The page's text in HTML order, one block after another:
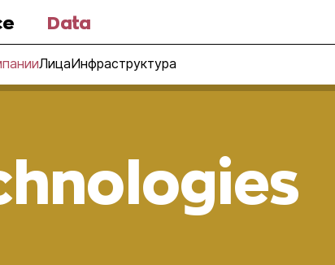
Data
ЛицаИнфраструктура